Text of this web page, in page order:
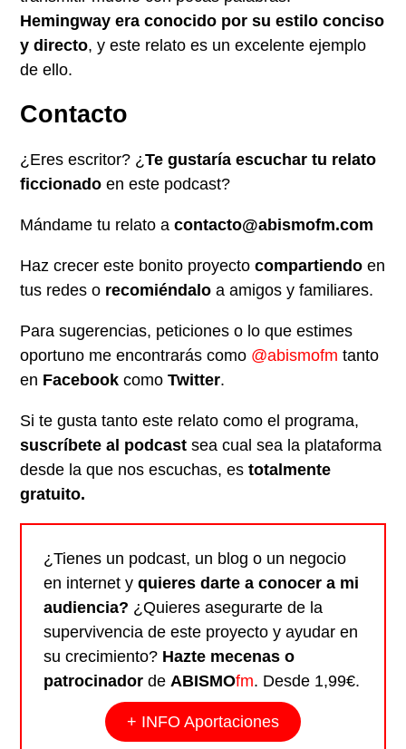
Hemingway era conocido por su estilo conciso
y directo, y este relato es un excelente ejemplo
de ello.
Contacto
¿Eres escritor? ¿Te gustaría escuchar tu relato
ficcionado en este podcast?
Mándame tu relato acontacto@abismofm.com
Haz crecer este bonito proyectocompartiendo en
tus redes o recomiéndalo a amigos y familiares.
Para sugerencias, peticiones o lo que estimes
oportuno me encontrarás como @abismofm tanto
en Facebook comoTwitter.
Si te gusta tanto este relato como el programa,
suscríbete al podcastsea cual sea la plataforma
desde la que nos escuchas, estotalmente
gratuito.
¿Tienes un podcast, un blog o un negocio
en internet yquieres darte a conocer a mi
audiencia? ¿Quieres asegurarte de la
supervivencia de este proyecto y ayudar en
su crecimiento? Hazte mecenas o
patrocinador de ABISMOfm. Desde 1,99€.
+ INFO Aportaciones